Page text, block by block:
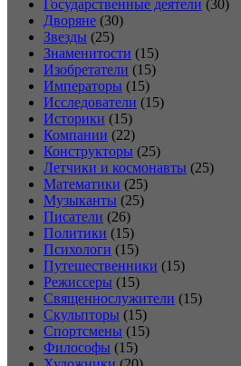
Государственные деятели (30)
Дворяне (30)
Звезды (25)
Знаменитости (15)
Изобретатели (15)
Императоры (15)
Исследователи (15)
Историки (15)
Компании (22)
Конструкторы (25)
Летчики и космонавты (25)
Математики (25)
Музыканты (25)
Писатели (26)
Политики (15)
Психологи (15)
Путешественники (15)
Режиссеры (15)
Священнослужители (15)
Скульпторы (15)
Спортсмены (15)
Философы (15)